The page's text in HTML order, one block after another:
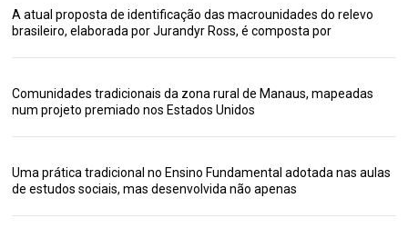
A atual proposta de identificação das macrounidades do relevo
brasileiro, elaborada por Jurandyr Ross, é composta por
Comunidades tradicionais da zona rural de Manaus, mapeadas
num projeto premiado nos Estados Unidos
Uma prática tradicional no Ensino Fundamental adotada nas aulas
de estudos sociais, mas desenvolvida não apenas